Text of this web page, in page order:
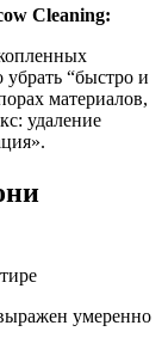
Cleaning:
“быстро и
материалов,
удаление
умеренно